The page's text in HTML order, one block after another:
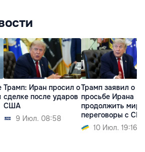
Трамп: Иран просил о
сделке после ударов
США
9 Июл. 08:58
Трамп заявил о
просьбе Ирана
продолжить
переговоры с
10 Июл. 19:16